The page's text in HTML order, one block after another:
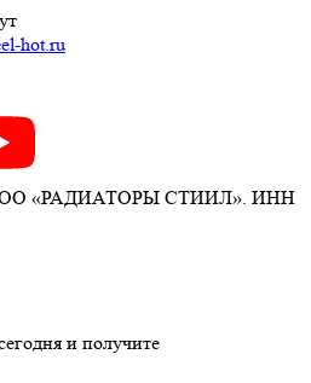
hot.ru
ООО «РАДИАТОРЫ СТИИЛ». ИНН
и получите